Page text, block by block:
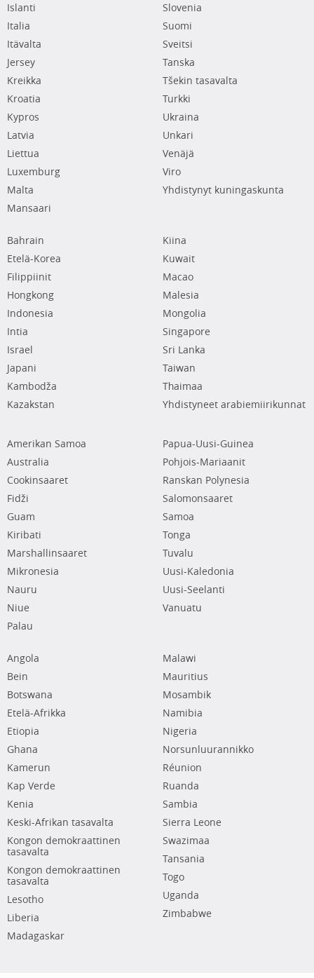
Islanti
Italia
Itävalta
Jersey
Kreikka
Kroatia
Kypros
Latvia
Liettua
Luxemburg
Malta
Mansaari
Slovenia
Suomi
Sveitsi
Tanska
Tšekin tasavalta
Turkki
Ukraina
Unkari
Venäjä
Viro
Yhdistynyt kuningaskunta
Bahrain
Etelä-Korea
Filippiinit
Hongkong
Indonesia
Intia
Israel
Japani
Kambodža
Kazakstan
Kiina
Kuwait
Macao
Malesia
Mongolia
Singapore
Sri Lanka
Taiwan
Thaimaa
Yhdistyneet arabiemiirikunnat
Amerikan Samoa
Australia
Cookinsaaret
Fidži
Guam
Kiribati
Marshallinsaaret
Mikronesia
Nauru
Niue
Palau
Papua-Uusi-Guinea
Pohjois-Mariaanit
Ranskan Polynesia
Salomonsaaret
Samoa
Tonga
Tuvalu
Uusi-Kaledonia
Uusi-Seelanti
Vanuatu
Angola
Bein
Botswana
Etelä-Afrikka
Etiopia
Ghana
Kamerun
Kap Verde
Kenia
Keski-Afrikan tasavalta
Kongon demokraattinen
tasavalta
Kongon demokraattinen
tasavalta
Lesotho
Liberia
Madagaskar
Malawi
Mauritius
Mosambik
Namibia
Nigeria
Norsunluurannikko
Réunion
Ruanda
Sambia
Sierra Leone
Swazimaa
Tansania
Togo
Uganda
Zimbabwe